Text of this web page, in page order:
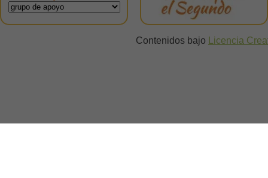
Contenidos bajo Licencia